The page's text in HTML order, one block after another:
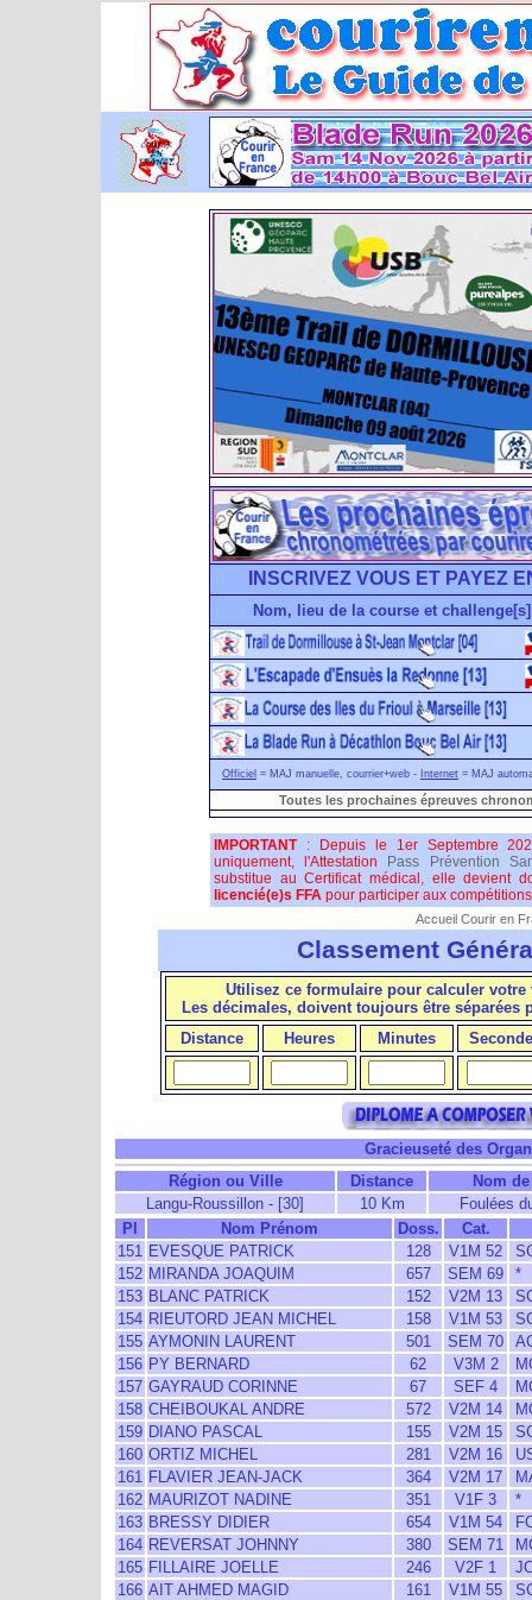
INSCRIVEZ VOUS ET PAYEZ
Nom, lieu de la course et challenge[s]
Officiel = MAJ manuelle, courrier+web - Internet = MAJ
Toutes les prochaines épreuves
IMPORTANT: Depuis le 1er Septembre
uniquement, l'Attestation
Pass Prévention
substitue au Certificat médical, elle devient
licencié(e)s FFA pour participer aux
Accueil Courir en
Classement
Utilisez ce formulaire pour calculer votre
Les décimales, doivent toujours être séparées
Distance
Heures Minutes
Gracieuseté des
Région ou Ville
Distance
Nom
Langu-Roussillon - [30]
10 Km
Foulées
Pl
Nom Prénom Doss.
Cat.
151 EVESQUE PATRICK 128 V1M 52
152 MIRANDA JOAQUIM 657 SEM 69
*
153 BLANC PATRICK 152 V2M 13
154 RIEUTORD JEAN MICHEL 158 V1M 53
155 AYMONIN LAURENT 501 SEM 70
156 PY BERNARD 62 V3M 2
157 GAYRAUD CORINNE 67 SEF 4
158 CHEIBOUKAL ANDRE 572 V2M 14
159 DIANO PASCAL 155 V2M 15
160 ORTIZ MICHEL 281 V2M 16
161 FLAVIER JEAN-JACK 364 V2M 17
162 MAURIZOT NADINE 351 V1F 3
*
163 BRESSY DIDIER 654 V1M 54
164 REVERSAT JOHNNY 380 SEM 71
165 FILLAIRE JOELLE 246 V2F 1
166 AIT AHMED MAGID 161 V1M 55